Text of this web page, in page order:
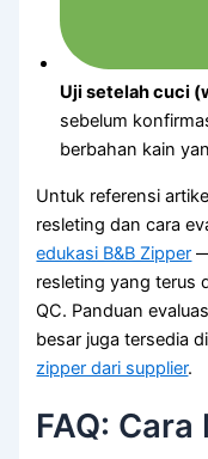
Uji setelah cuci
sebelum
berbahan kain
Untuk referensi
resleting dan cara
edukasi B&B Zipper
resleting yang terus
QC. Panduan
besar juga tersedia
zipper dari supplier.
FAQ: